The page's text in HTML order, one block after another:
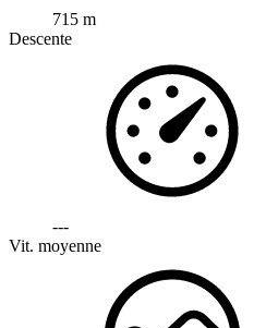
715 m
Descente
---
Vit. moyenne